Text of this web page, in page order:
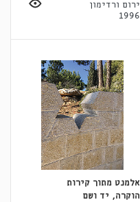
ירום ורדימון
1996
אלמנט מתוך קירות
הוקרה, יד ושם